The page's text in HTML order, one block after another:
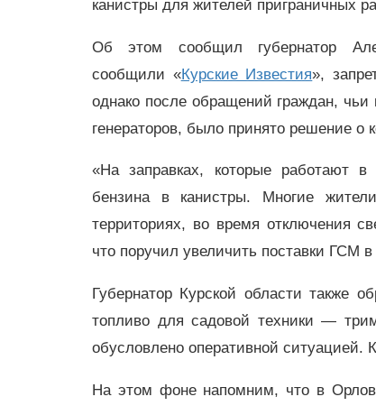
канистры для жителей приграничных
Об этом сообщил губернатор
сообщили «Курские Известия»,
однако после обращений граждан, чьи
генераторов, было принято решение о
«На заправках, которые работают в
бензина в канистры. Многие
территориях, во время отключения
что поручил увеличить поставки ГСМ
Губернатор Курской области также
топливо для садовой техники —
обусловлено оперативной ситуацией.
На этом фоне напомним, что в